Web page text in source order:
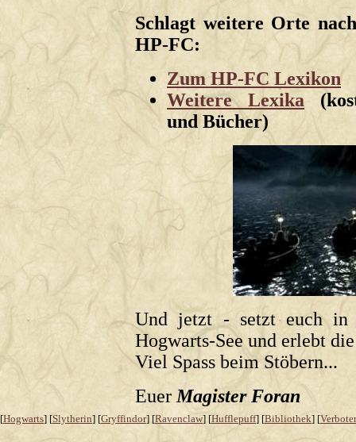
Schlagt weitere Orte
HP-FC:
Zum HP-FC Lexikon
Weitere Lexika
und Bücher)
Und jetzt - setzt euch in
Hogwarts-See und erlebt
Viel Spass beim Stöbern...
Euer Magister Foran
[Hogwarts] [Slytherin] [Gryffindor] [Ravenclaw] [Hufflepuff] [Bibliothek] [